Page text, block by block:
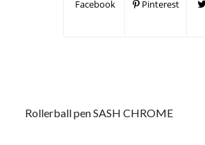
Facebook Pinterest
Rollerball pen SASH CHROME